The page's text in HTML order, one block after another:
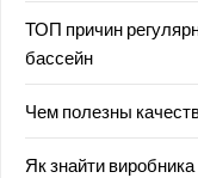
ТОП причин
бассейн
Чем полезны
Як знайти виробника